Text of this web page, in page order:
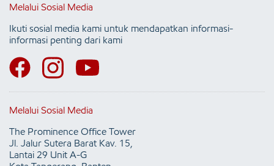
Melalui Sosial Media
Ikuti sosial media kami untuk mendapatkan informasi-
informasi penting dari kami
Melalui Sosial Media
The Prominence Office Tower
Jl. Jalur Sutera Barat Kav. 15,
Lantai 29 Unit A-G